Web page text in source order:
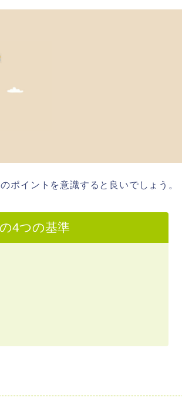
ポイントを意識すると良いでしょう。
4つの基準